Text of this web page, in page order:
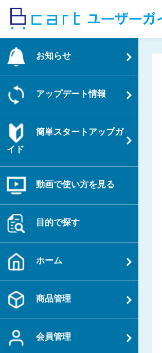
ッ
お知らせ
アップデート情報
簡単スタートアップガ
イド
動画で使い方を見る
目的で探す
ホーム
商品管理
会員管理